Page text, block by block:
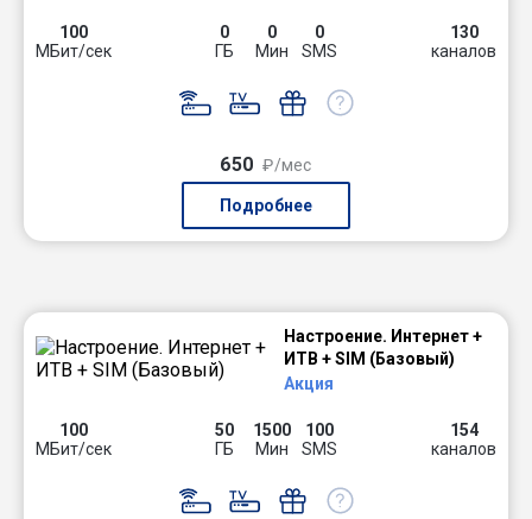
100
МБит/сек
0
ГБ
0
Мин
0
SMS
130
каналов
650 ₽/мес
Подробнее
Настроение. Интернет +
ИТВ + SIM (Базовый)
Акция
100
МБит/сек
50
ГБ
1500
Мин
100
SMS
154
каналов